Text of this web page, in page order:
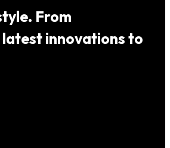
From
innovations to